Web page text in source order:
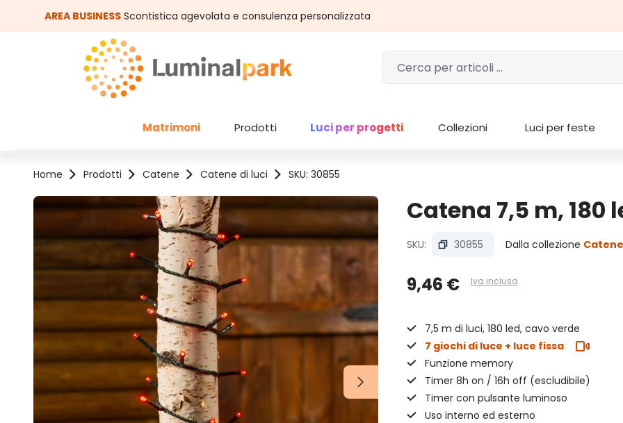
al contenuto principale
Salta alla ricerca
AREA BUSINESS Scontistica agevolata e consulenza personalizzata
Matrimoni Prodotti Luci per progetti Collezioni Luci per feste
Home Prodotti Catene Catene di luci SKU: 30855
Salta la galleria di immagini Catena 7,5 m, 180
SKU: 30855 Dalla collezione
9,46 € Iva inclusa
7,5 m di luci, 180 led, cavo verde
7 giochi di luce + luce fissa
Funzione memory
Timer 8h on / 16h off (escludibile)
Timer con pulsante luminoso
Uso interno ed esterno